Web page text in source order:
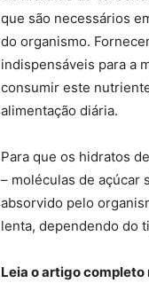
que são necessários
do organismo.
indispensáveis para a
consumir este
alimentação diária.
Para que os hidratos
– moléculas de açúcar
absorvido pelo
lenta, dependendo do
Leia o artigo completo